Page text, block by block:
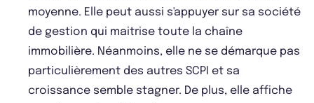
moyenne. Elle peut aussi s'appuyer sur sa société
de gestion qui maitrise toute la chaîne
immobilière. Néanmoins, elle ne se démarque pas
particulièrement des autres SCPI et sa
croissance semble stagner. De plus, elle affiche